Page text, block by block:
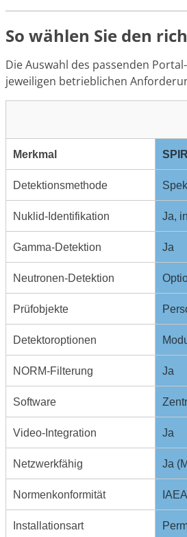
So wählen Sie den
Die Auswahl des passenden
jeweiligen betrieblichen
Merkmal
Detektionsmethode
Nuklid-Identifikation Ja,
Gamma-Detektion Ja
Neutronen-Detektion
Prüfobjekte
Detektoroptionen
NORM-Filterung Ja
Software
Video-Integration Ja
Netzwerkfähig Ja
Normenkonformität
Installationsart